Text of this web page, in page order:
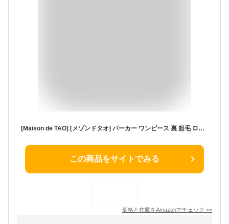
[Maison de TAO] [メゾンドタオ] パーカー ワンピース 裏 起毛 ロング マキシ あったかい マタニティ ルームウエア おうち着 レディース (L, チャコール)
この商品をサイトでみる
価格と在庫をAmazonでチェック >>